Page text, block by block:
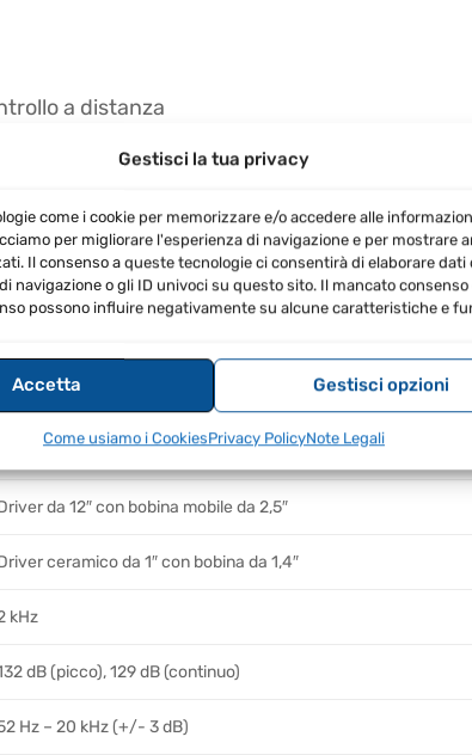
Gestisci la tua privacy
come i cookie per memorizzare e/o accedere alle
per migliorare l'esperienza di navigazione e per mostrare
Il consenso a queste tecnologie ci consentirà di elaborare dati
navigazione o gli ID univoci su questo sito. Il mancato consenso
possono influire negativamente su alcune caratteristiche e
Accetta Gestisci opzioni
Come usiamo i CookiesPrivacy PolicyNote Legali
a distanza
ventola
2500W
da 12″ con bobina mobile da 2,5″
ceramico da 1″ con bobina da 1,4″
kHz
dB (picco), 129 dB (continuo)
Hz – 20 kHz (+/- 3 dB)